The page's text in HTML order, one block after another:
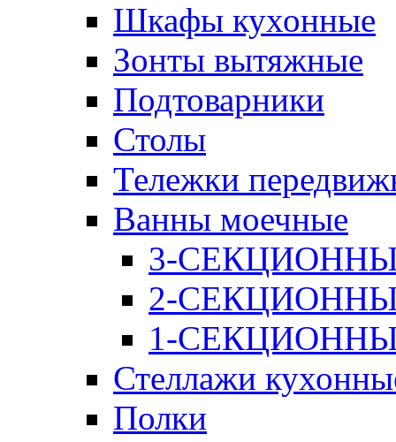
Шкафы кухонные
Зонты вытяжные
Подтоварники
Столы
Тележки
Ванны моечные
3-
2-
1-
Стеллажи
Полки